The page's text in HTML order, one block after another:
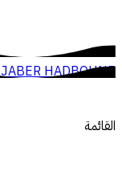
JABER HADBOUNE
القائمة